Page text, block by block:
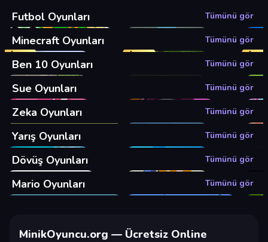
Futbol Oyunları Tümünü gör
Minecraft Oyunları Tümünü gör
Top Top
Ben 10 Oyunları Tümünü gör
Sue Oyunları Tümünü gör
Zeka Oyunları Tümünü gör
Yarış Oyunları Tümünü gör
Dövüş Oyunları Tümünü gör
Mario Oyunları Tümünü gör
MinikOyuncu.org — Ücretsiz Online